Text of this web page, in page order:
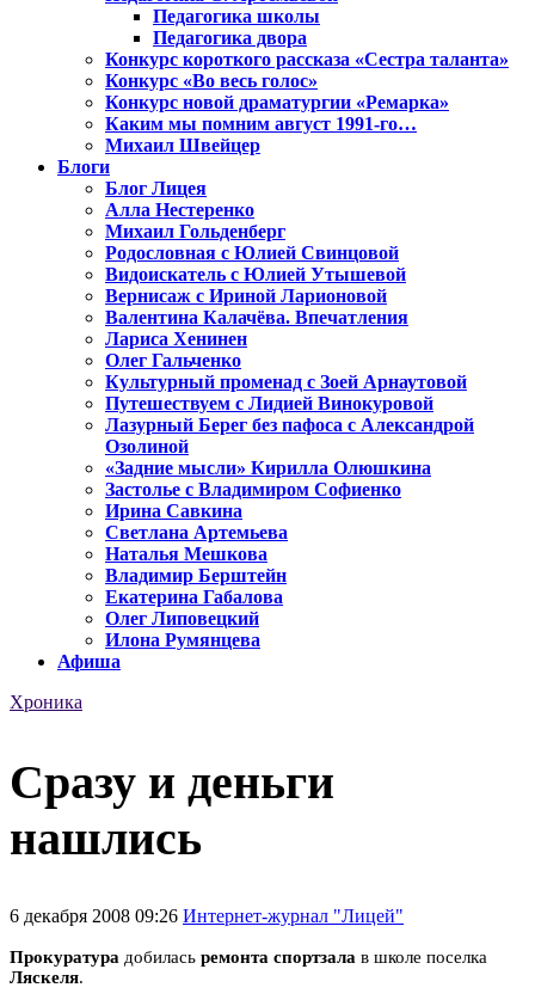
Педагогика школы
Педагогика двора
Конкурс короткого рассказа «Сестра таланта»
Конкурс «Во весь голос»
Конкурс новой драматургии «Ремарка»
Каким мы помним август 1991-го…
Михаил Швейцер
Блоги
Блог Лицея
Алла Нестеренко
Михаил Гольденберг
Родословная с Юлией Свинцовой
Видоискатель с Юлией Утышевой
Вернисаж с Ириной Ларионовой
Валентина Калачёва. Впечатления
Лариса Хенинен
Олег Гальченко
Культурный променад с Зоей Арнаутовой
Путешествуем с Лидией Винокуровой
Лазурный Берег без пафоса с Александрой
Озолиной
«Задние мысли» Кирилла Олюшкина
Застолье с Владимиром Софиенко
Ирина Савкина
Светлана Артемьева
Наталья Мешкова
Владимир Берштейн
Екатерина Габалова
Олег Липовецкий
Илона Румянцева
Афиша
Хроника
Сразу и деньги
нашлись
6 декабря 2008 09:26 Интернет-журнал "Лицей"
Прокуратура добилась ремонта спортзала в школе поселка
Ляскеля.